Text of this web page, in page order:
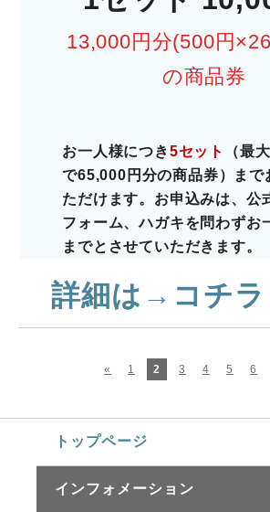
13,000円分(500円
の商品券
お一人様につき5セット
（最
で65,000円分の商品券）まで
ただけます。お申込みは、公
フォーム、ハガキを問わずお
までとさせていただきます。
詳細は→コチ
« 1 2 3 4 5 6
トップページ
インフォメーション